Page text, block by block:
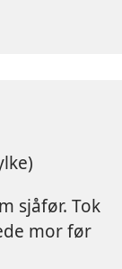
sjåfør. Tok
mor før